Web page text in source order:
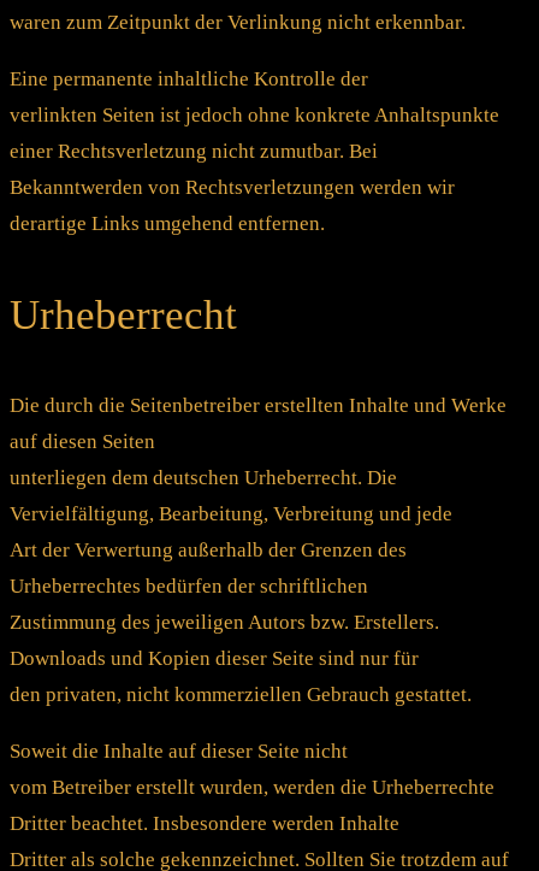
waren zum Zeitpunkt der Verlinkung nicht erkennbar.
Eine permanente inhaltliche Kontrolle der
verlinkten Seiten ist jedoch ohne konkrete Anhaltspunkte
einer Rechtsverletzung nicht zumutbar. Bei
Bekanntwerden von Rechtsverletzungen werden wir
derartige Links umgehend entfernen.
Urheberrecht
Die durch die Seitenbetreiber erstellten Inhalte und Werke
auf diesen Seiten
unterliegen dem deutschen Urheberrecht. Die
Vervielfältigung, Bearbeitung, Verbreitung und jede
Art der Verwertung außerhalb der Grenzen des
Urheberrechtes bedürfen der schriftlichen
Zustimmung des jeweiligen Autors bzw. Erstellers.
Downloads und Kopien dieser Seite sind nur für
den privaten, nicht kommerziellen Gebrauch gestattet.
Soweit die Inhalte auf dieser Seite nicht
vom Betreiber erstellt wurden, werden die Urheberrechte
Dritter beachtet. Insbesondere werden Inhalte
Dritter als solche gekennzeichnet. Sollten Sie trotzdem auf